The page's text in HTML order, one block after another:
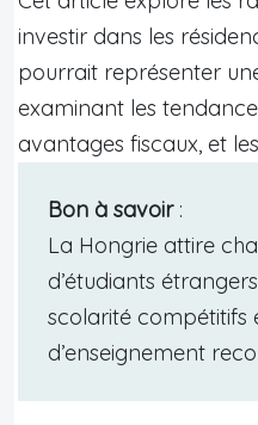
investir dans les
pourrait représenter
examinant les
avantages fiscaux, et
Bon à savoir:
La Hongrie attire
d’étudiants
scolarité compétitifs
d’enseignement